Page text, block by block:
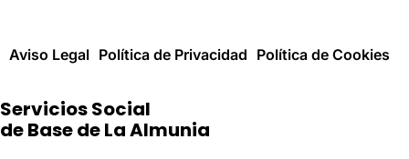
Aviso Legal Política de Privacidad Política de Cookies
Servicios Social
de Base de La Almunia